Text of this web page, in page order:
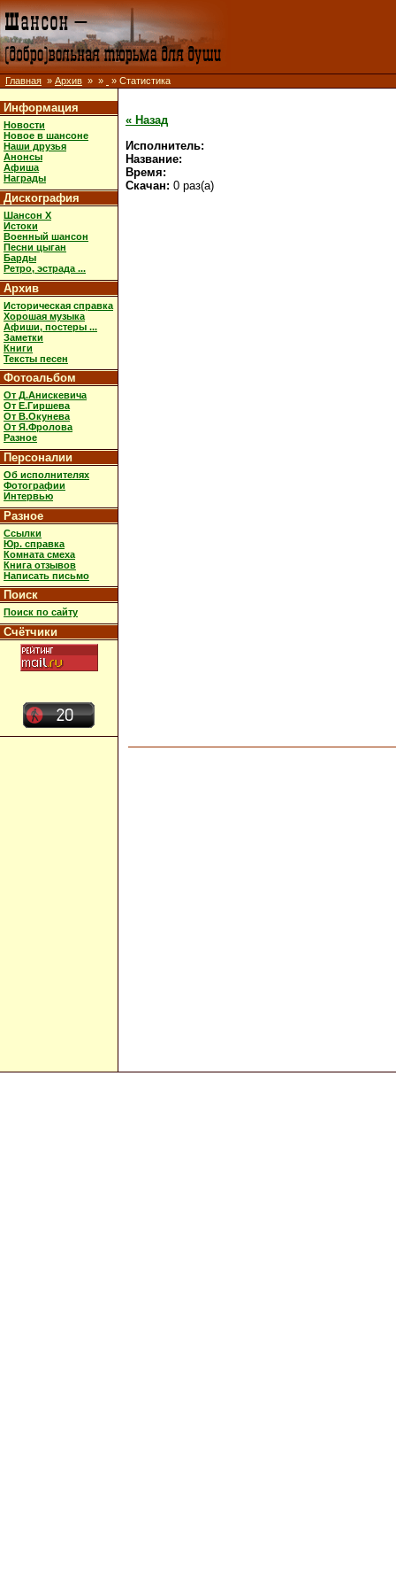
Главная » Архив » » » Статистика
Информация
Новости
Новое в шансоне
Наши друзья
Анонсы
Афиша
Награды
Дискография
Шансон X
Истоки
Военный шансон
Песни цыган
Барды
Ретро, эстрада ...
Архив
Историческая справка
Хорошая музыка
Афиши, постеры ...
Заметки
Книги
Тексты песен
Фотоальбом
От Д.Анискевича
От Е.Гиршева
От В.Окунева
От Я.Фролова
Разное
Персоналии
Об исполнителях
Фотографии
Интервью
Разное
Ссылки
Юр. справка
Комната смеха
Книга отзывов
Написать письмо
Поиск
Поиск по сайту
Счётчики
« Назад
Исполнитель:
Название:
Время:
Скачан: 0 раз(а)